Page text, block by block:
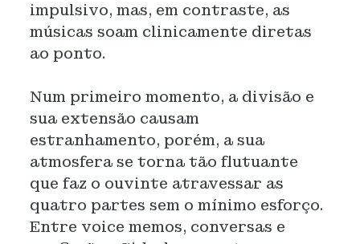
impulsivo, mas, em contraste, as
músicas soam clinicamente diretas
ao ponto.
Num primeiro momento, a divisão e
sua extensão causam
estranhamento, porém, a sua
atmosfera se torna tão flutuante
que faz o ouvinte atravessar as
quatro partes sem o mínimo esforço.
Entre voice memos, conversas e